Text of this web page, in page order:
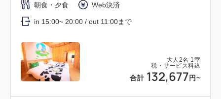
大人 2名 1 室
税・サービス料込
合計 132,677 円~
朝食・夕食 Web決済
in 15:00~ 20:00 / out 11:00まで